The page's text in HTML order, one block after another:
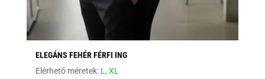
ELEGÁNS FEHÉR FÉRFI ING
Elérhető méretek: L,XL